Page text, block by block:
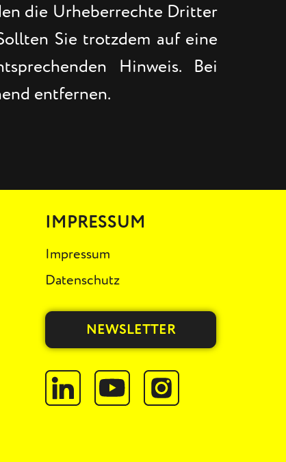
die Urheberrechte Dritter
Sie trotzdem auf eine
Hinweis. Bei
entfernen.
IMPRESSUM
Impressum
Datenschutz
NEWSLETTER